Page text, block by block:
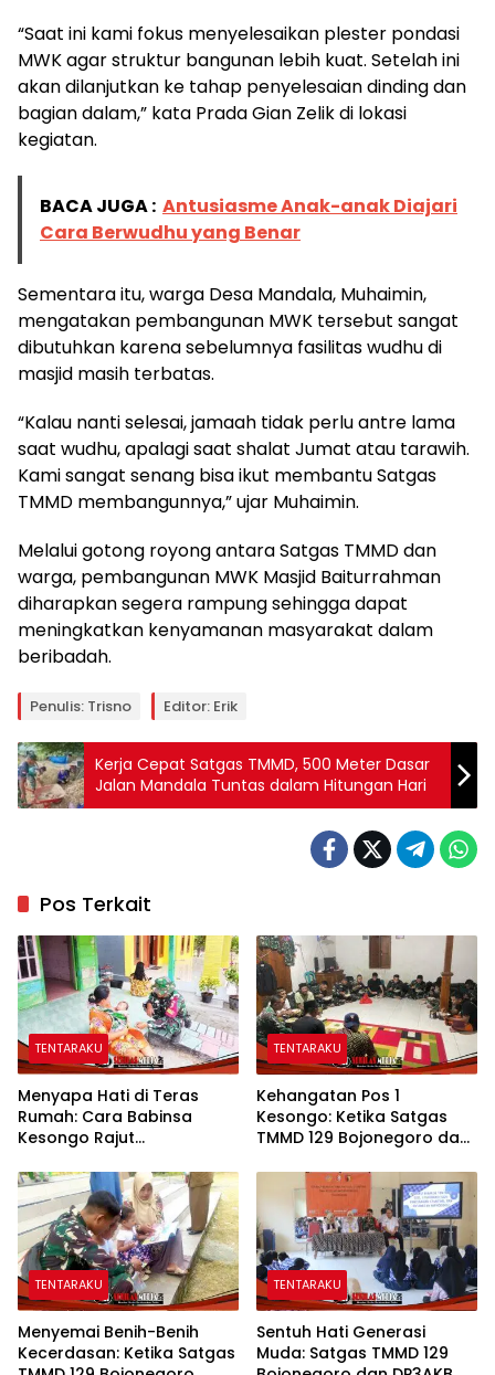
“Saat ini kami fokus menyelesaikan plester pondasi
MWK agar struktur bangunan lebih kuat. Setelah ini
akan dilanjutkan ke tahap penyelesaian dinding dan
bagian dalam,” kata Prada Gian Zelik di lokasi
kegiatan.
BACA JUGA : Antusiasme Anak-anak Diajari
Cara Berwudhu yang Benar
Sementara itu, warga Desa Mandala, Muhaimin,
mengatakan pembangunan MWK tersebut sangat
dibutuhkan karena sebelumnya fasilitas wudhu di
masjid masih terbatas.
“Kalau nanti selesai, jamaah tidak perlu antre lama
saat wudhu, apalagi saat shalat Jumat atau tarawih.
Kami sangat senang bisa ikut membantu Satgas
TMMD membangunnya,” ujar Muhaimin.
Melalui gotong royong antara Satgas TMMD dan
warga, pembangunan MWK Masjid Baiturrahman
diharapkan segera rampung sehingga dapat
meningkatkan kenyamanan masyarakat dalam
beribadah.
Penulis: Trisno Editor: Erik
Kerja Cepat Satgas TMMD, 500 Meter Dasar
Jalan Mandala Tuntas dalam Hitungan Hari
Pos Terkait
TENTARAKU
Menyapa Hati di Teras
Rumah: Cara Babinsa
Kesongo Rajut
Bojonegoro
TENTARAKU
Kehangatan Pos 1
Kesongo: Ketika Satgas
TMMD 129 Bojonegoro dan
Sekat
TENTARAKU
Menyemai Benih-Benih
Kecerdasan: Ketika Satgas
TENTARAKU
Sentuh Hati Generasi
Muda: Satgas TMMD 129